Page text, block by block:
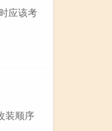
应该考
装顺序